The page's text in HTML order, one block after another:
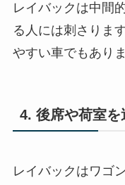
レイバックは中間
る人には刺さりま
やすい車でもありま
4. 後席や荷室
レイバックはワゴ